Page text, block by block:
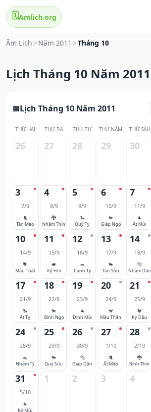
🗓️Amlich.org
Âm Lịch > Năm 2011 >Tháng 10
Lịch Tháng 10 Năm 2011
Lịch Tháng 10 Năm 2011
THỨ HAI THỨ BA THỨ TƯ THỨ NĂM THỨ SÁU
26 27 28 29 30
3
7/9
🐈
Tân Mão
4
8/9
🐉
Nhâm Thìn
5
9/9
🐍
Quý Tỵ
6
10/9
🐎
Giáp Ngọ
7
11/9
🐐
Ất Mùi
10
14/9
🐕
Mậu Tuất
11
15/9
🐖
Kỷ Hợi
12
16/9
🐀
Canh Tý
13
17/9
🐂
Tân Sửu
14
18/9
🐅
Nhâm Dần
17
21/9
🐍
Ất Tỵ
18
22/9
🐎
Bính Ngọ
19
23/9
🐐
Đinh Mùi
20
24/9
🐒
Mậu Thân
21
25/9
🐓
Kỷ Dậu
24
28/9
🐀
Nhâm Tý
25
29/9
🐂
Quý Sửu
26
30/9
🐅
Giáp Dần
27
1/10
🐈
Ất Mão
28
2/10
🐉
Bính Thìn
31
5/10
🐐
Kỷ Mùi
1 2 3 4